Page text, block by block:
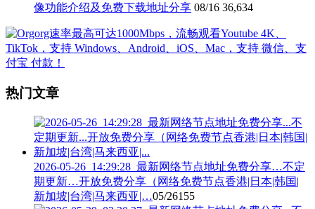
像功能介绍及免费下载地址分享 08/16 36,634
热门文章
2026-05-26_14:29:28_最新网络节点地址免费分享…不定
期更新…开放免费分享（网络免费节点香港|日本|韩国|
新加坡|台湾|马来西亚|…05/26155